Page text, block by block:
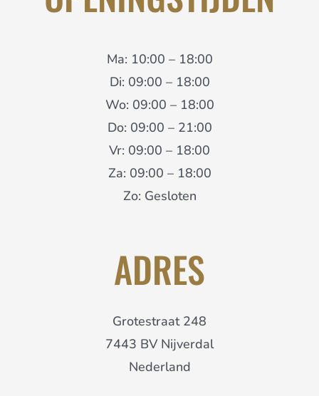
Ma: 10:00 – 18:00
Di: 09:00 – 18:00
Wo: 09:00 – 18:00
Do: 09:00 – 21:00
Vr: 09:00 – 18:00
Za: 09:00 – 18:00
Zo: Gesloten
ADRES
Grotestraat 248
7443 BV Nijverdal
Nederland